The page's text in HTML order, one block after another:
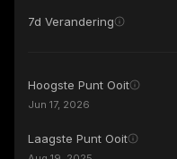
7d Verandering
Hoogste Punt Ooit
Jun 17, 2026
Laagste Punt Ooit